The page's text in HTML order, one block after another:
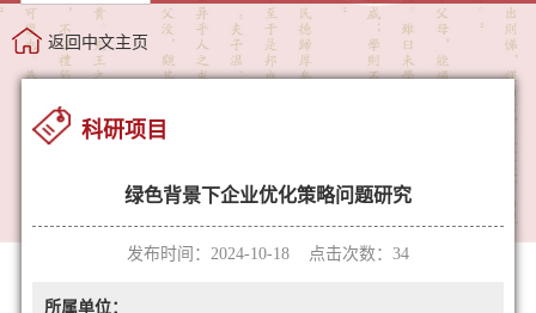
返回中文主页
科研项目
绿色背景下企业优化策略问题研究
发布时间：2024-10-18 点击次数： 34
所属单位：